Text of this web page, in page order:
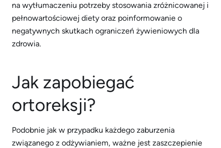
na wytłumaczeniu potrzeby stosowania zróżnicowanej i
pełnowartościowej diety oraz poinformowanie o
negatywnych skutkach ograniczeń żywieniowych dla
zdrowia.
Jak zapobiegać
ortoreksji?
Podobnie jak w przypadku każdego zaburzenia
związanego z odżywianiem, ważne jest zaszczepienie